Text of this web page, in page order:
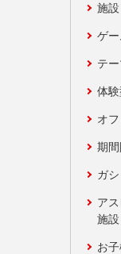
施
ゲ
テ
体
オ
期
ガ
ア
施設
お